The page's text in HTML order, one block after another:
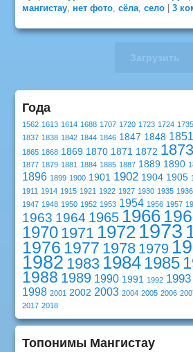
мангистау нет фото ,сёла ,село |3
Загрузить
Года
1562 1613 1614 1688 1707 1720 1723 1724 1735
1837 1838 1842 1844 1846 1847 1848 1851
1865 1868 1869 1870 1871 1872 1873
1877 1879 1881 1884 1885 1887 1889 1890
1896 1899 1900 1901 1902 1904 1905
1911 1914 1915 1921 1922 1927 1930 1935 1936
1947 1948 1950 1952 1953 1954 1956 1957
1963 1964 1965 1966
1970 1971 1972 1973
1976 1977 1978 1979
1982 1983 19841985
1988 1989 1990 1991 1992 1993
1998 2001 2002 2003 2004 2005 2006
2017 2018
Топонимы Мангистау